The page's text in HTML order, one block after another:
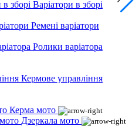
Варіатори в зборі
Ремені варіатори
Ролики варіатора
Кермове управління
Керма мото
Дзеркала мото